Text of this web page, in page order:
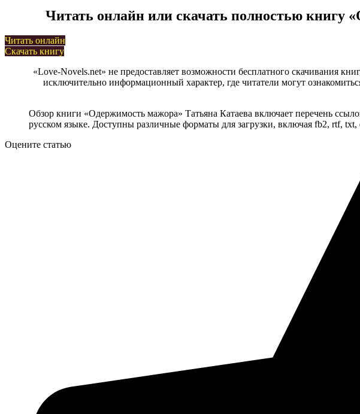
Читать онлайн или скачать полностью книгу
Читать онлайн
Скачать книгу
«Love-Novels.net» не предоставляет возможности бесплатного скачивания
исключительно информационный характер, где читатели могут
Обзор книги «Одержимость мажора» Татьяна Катаева включает перечень
русском языке. Доступны различные форматы для загрузки, включая fb2, rtf,
Оцените статью